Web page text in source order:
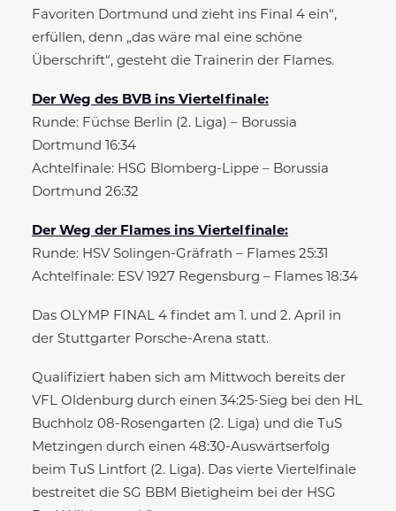
Favoriten Dortmund und zieht ins Final 4 ein“,
erfüllen, denn „das wäre mal eine schöne
Überschrift“, gesteht die Trainerin der Flames.
Der Weg des BVB ins Viertelfinale:
Runde: Füchse Berlin (2. Liga) – Borussia
Dortmund 16:34
Achtelfinale: HSG Blomberg-Lippe – Borussia
Dortmund 26:32
Der Weg der Flames ins Viertelfinale:
Runde: HSV Solingen-Gräfrath – Flames 25:31
Achtelfinale: ESV 1927 Regensburg – Flames 18:34
Das OLYMP FINAL 4 findet am 1. und 2. April in
der Stuttgarter Porsche-Arena statt.
Qualifiziert haben sich am Mittwoch bereits der
VFL Oldenburg durch einen 34:25-Sieg bei den HL
Buchholz 08-Rosengarten (2. Liga) und die TuS
Metzingen durch einen 48:30-Auswärtserfolg
beim TuS Lintfort (2. Liga). Das vierte Viertelfinale
bestreitet die SG BBM Bietigheim bei der HSG